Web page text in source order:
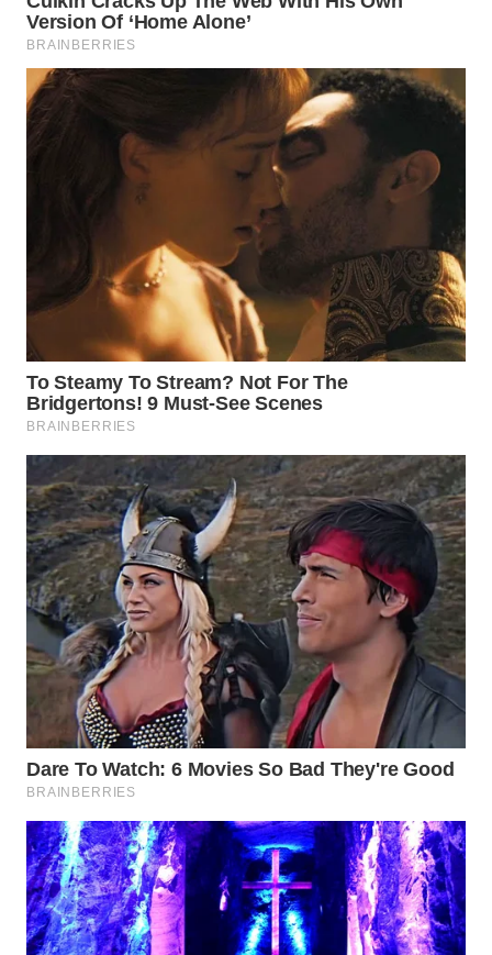
WN
TAPANULI
WN
WN
KARO
WN
SIMALUNGUN
WN
LABUHANBATU
WN
TAPANULI
TENGAH
SERDANG
WN
TEBING
TINGGI
WN